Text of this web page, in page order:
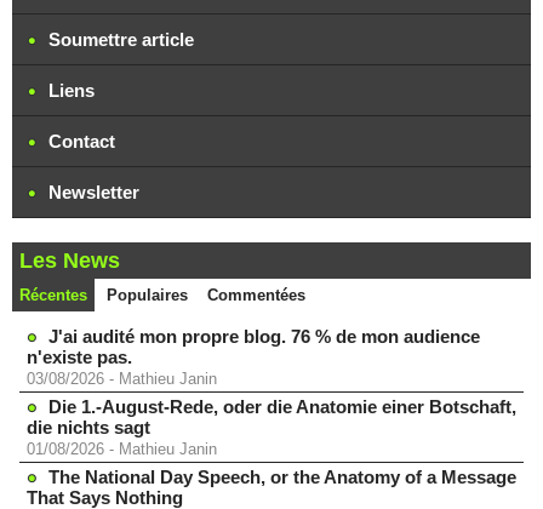
Soumettre article
Liens
Contact
Newsletter
Les News
Récentes Populaires Commentées
J'ai audité mon propre blog. 76 % de mon audience
n'existe pas.
03/08/2026 - Mathieu Janin
Die 1.-August-Rede, oder die Anatomie einer Botschaft,
die nichts sagt
01/08/2026 - Mathieu Janin
The National Day Speech, or the Anatomy of a Message
That Says Nothing